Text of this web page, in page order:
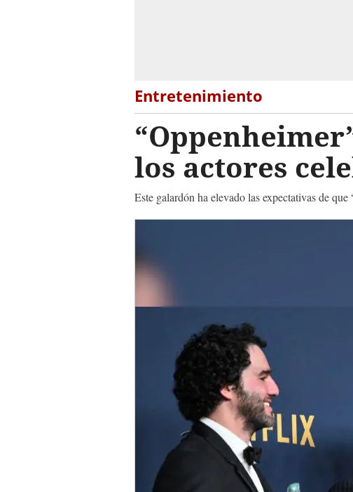
Entretenimiento
los actores
Este galardón ha elevado las expectativas de